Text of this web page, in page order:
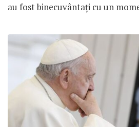
au fost binecuvântați cu un